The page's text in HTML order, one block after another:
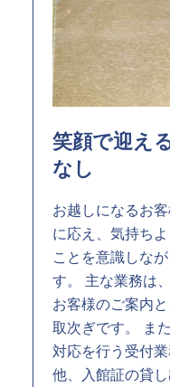
会社概要・アクセ
SPSの歴史
笑顔で迎え
なし
お越しになるお
に応え、気持ち
ことを意識しな
す。 主な業務は
お客様のご案内
取次ぎです。 ま
対応を行う受付
他、入館証の貸